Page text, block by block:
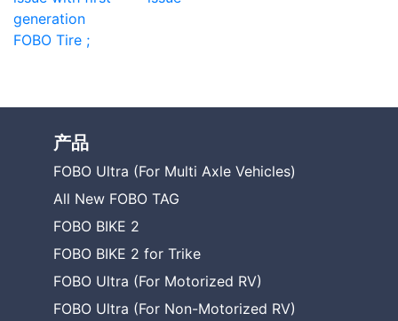
generation
FOBO Tire ;
产品
FOBO Ultra (For Multi Axle Vehicles)
All New FOBO TAG
FOBO BIKE 2
FOBO BIKE 2 for Trike
FOBO Ultra (For Motorized RV)
FOBO Ultra (For Non-Motorized RV)